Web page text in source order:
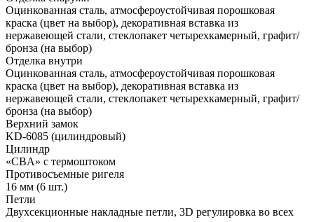
Оцинкованная сталь, атмосфероустойчивая порошковая
краска (цвет на выбор), декоративная вставка из
нержавеющей стали, стеклопакет четырехкамерный, графит/
бронза (на выбор)
Отделка внутри
Оцинкованная сталь, атмосфероустойчивая порошковая
краска (цвет на выбор), декоративная вставка из
нержавеющей стали, стеклопакет четырехкамерный, графит/
бронза (на выбор)
Верхний замок
KD-6085 (цилиндровый)
Цилиндр
«CBA» с термоштоком
Противосъемные ригеля
16 мм (6 шт.)
Петли
Двухсекционные накладные петли, 3D регулировка во всех